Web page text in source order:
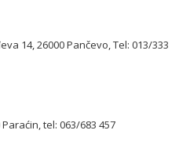
14, 26000 Pančevo, Tel: 013/333
Paraćin, tel: 063/683 457